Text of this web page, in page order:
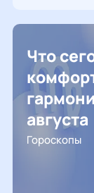
Что
августа
Гороскопы